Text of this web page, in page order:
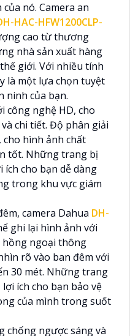
nó. Camera an
HAC-HFW1200CLP-
cao từ thương
nhà sản xuất hàng
giới. Với nhiều tính
là một lựa chọn tuyệt
ninh của bạn.
công nghệ HD, cho
chi tiết. Độ phân giải
cho hình ảnh chất
tốt. Những trang bị
cho bạn dễ dàng
trong khu vực giám
camera Dahua DH-
ghi lại hình ảnh với
hồng ngoại thông
rõ vào ban đêm với
30 mét. Những trang
ích cho bạn bảo vệ
của mình trong suốt
chống ngược sáng và